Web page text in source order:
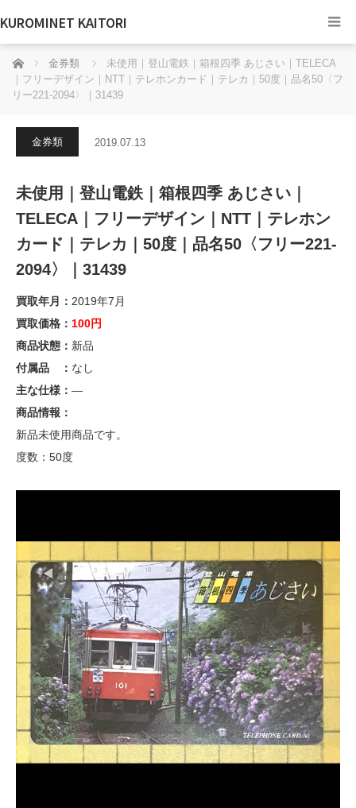
KUROMINET KAITORI
ホーム 金券類
未使用｜登山電鉄｜箱根四季 あじさい｜TELECA
｜フリーデザイン｜NTT｜テレホンカード｜テレカ｜50度｜品名50〈フ
リー221-2094〉｜31439
金券類 2019.07.13
未使用｜登山電鉄｜箱根四季 あじさい｜
TELECA｜フリーデザイン｜NTT｜テレホン
カード｜テレカ｜50度｜品名50〈フリー221-
2094〉｜31439
買取年月： 2019年7月
買取価格： 100円
商品状態： 新品
付属品 ： なし
主な仕様： —
商品情報：
新品未使用商品です。
度数：50度